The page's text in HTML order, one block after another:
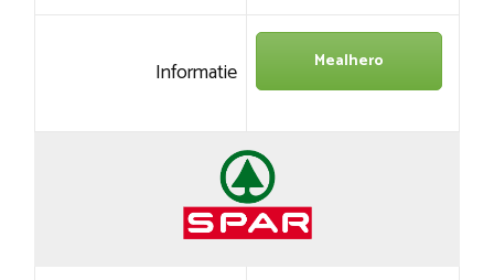
Informatie Mealhero